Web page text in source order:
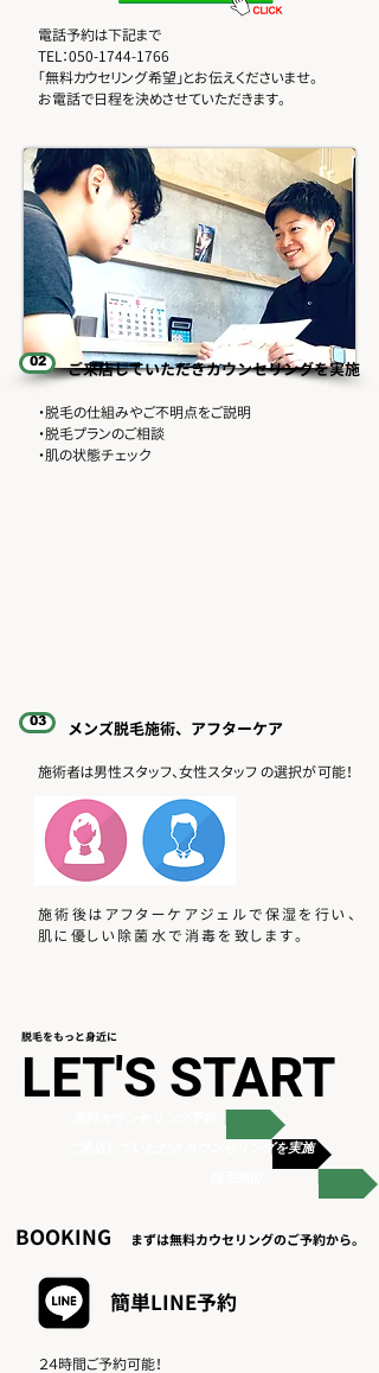
​電話予約は下記まで
TEL：050-1744-1766
「無料カウセリング希望」とお伝えくださいませ。
​お電話で日程を決めさせていただきます。
02 ​ご来店していただきカウンセリングを実施
・脱毛の仕組みやご不明点をご説明
・脱毛プランのご相談
・肌の状態チェック​
03 ​メンズ脱毛施術、アフターケア
​施術者は男性スタッフ、女性スタッフ​ の選択が可能！
施術後はアフターケアジェルで保湿を行い、
肌に優しい除菌水で消毒を致します。​
​脱毛をもっと身近に
LET'S START
ご来店していただきカウンセリングを実施
​BOOKING まずは無料カウセリングのご予約から。
簡単​LINE予約
​２４時間ご予約可能！